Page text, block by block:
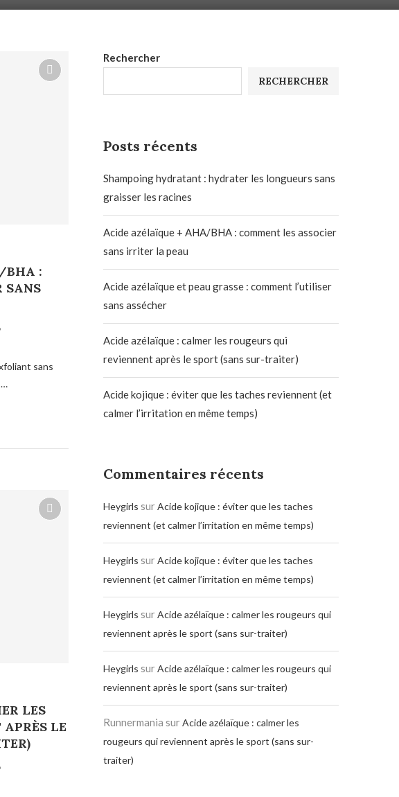
BHA :
SANS
sans
…
LES
LE
Rechercher
RECHERCHER
Posts récents
Shampoing hydratant : hydrater les longueurs sans
graisser les racines
Acide azélaïque + AHA/BHA : comment les associer
sans irriter la peau
Acide azélaïque et peau grasse : comment l’utiliser
sans assécher
Acide azélaïque : calmer les rougeurs qui
reviennent après le sport (sans sur-traiter)
Acide kojique : éviter que les taches reviennent (et
calmer l’irritation en même temps)
Commentaires récents
Heygirls surAcide kojique : éviter que les taches
reviennent (et calmer l’irritation en même temps)
Heygirls surAcide kojique : éviter que les taches
reviennent (et calmer l’irritation en même temps)
Heygirls surAcide azélaïque : calmer les rougeurs qui
reviennent après le sport (sans sur-traiter)
Heygirls surAcide azélaïque : calmer les rougeurs qui
reviennent après le sport (sans sur-traiter)
Runnermania surAcide azélaïque : calmer les
rougeurs qui reviennent après le sport (sans sur-
traiter)